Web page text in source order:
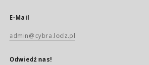
E-Mail
admin@cybra.lodz.pl
Odwiedź nas!